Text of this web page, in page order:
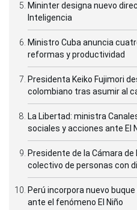
Mininter designa nuevo
Inteligencia
Ministro Cuba anuncia
reformas y productividad
Presidenta Keiko Fujimori
colombiano tras asumir al
La Libertad: ministra
sociales y acciones ante El
Presidente de la Cámara
colectivo de personas con
Perú incorpora nuevo
ante el fenómeno El Niño